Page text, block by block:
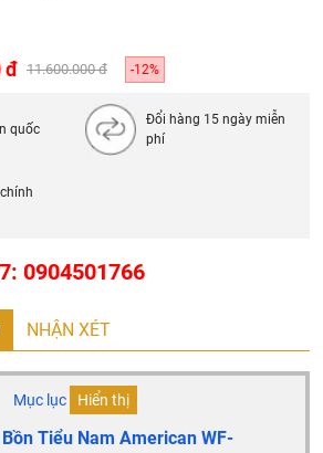
đ 11.600.000 đ -12%
quốc
Đổi hàng 15 ngày miễn
phí
0904501766
NHẬN XÉT
Mục lục Hiển thị
Tiểu Nam American WF-